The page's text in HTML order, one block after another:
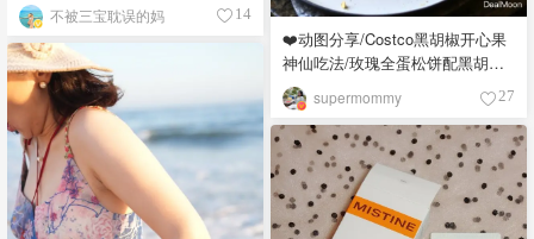
❤️动图分享/Costco黑胡椒开心果
神仙吃法/玫瑰全蛋松饼配黑胡椒
开心果碎太惊艳😍
supermommy 27
不被三宝耽误的妈 14